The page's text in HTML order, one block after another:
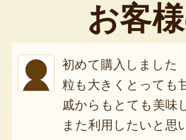
お客
初めて購入しました
粒も大きくとっても
戚からもとても美味
また利用したいと思